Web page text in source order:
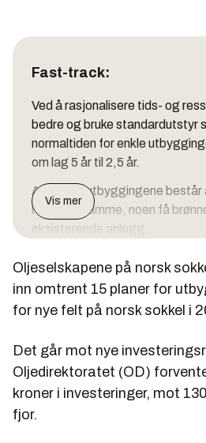
Fast-track:
Ved å rasjonalisere tids- og
bedre og bruke standardutstyr
normaltiden for enkle
om lag 5 år til 2,5 år.
Alle hurtigutbyggingene består
havbunnsramme, noen få
eksisterende anlegg.
av sju prosjekter fordelt på to
De fire første fast-track-
forventet oppstart i 2012
Prosjektene i bølge 2 baseres
forløperne og kan få et enda
Blant prosjektene i bølge II er
Vis mer
Oljeselskapene på norsk
inn omtrent 15 planer for
for nye felt på norsk sokkel i
Det går mot nye
Oljedirektoratet (OD)
kroner i investeringer, mot
fjor.